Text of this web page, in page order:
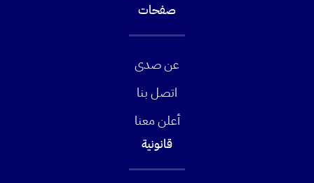
صفحات
عن صدى
اتصل بنا
أعلن معنا
قانونية